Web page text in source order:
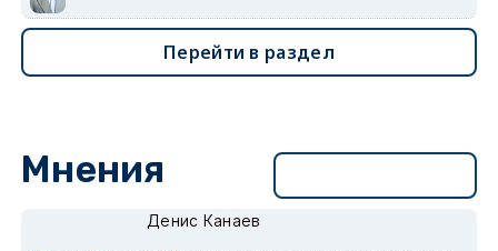
Перейти в раздел
Мнения
Денис Канаев